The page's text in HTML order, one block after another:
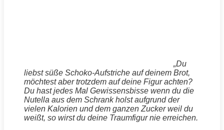
„Du
liebst süße Schoko-Aufstriche auf deinem Brot,
möchtest aber trotzdem auf deine Figur achten?
Du hast jedes Mal Gewissensbisse wenn du die
Nutella aus dem Schrank holst aufgrund der
vielen Kalorien und dem ganzen Zucker weil du
weißt, so wirst du deine Traumfigur nie erreichen.